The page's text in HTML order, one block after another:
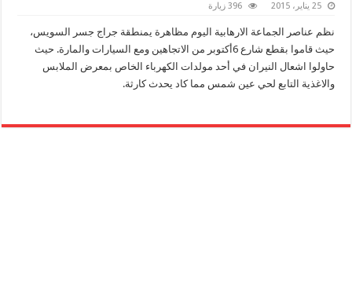
25 يناير، 2015 396 زيارة
نظم عناصر الجماعة الارهابية اليوم مظاهرة يمنطقة جراج جسر السويس،
حيث قاموا بقطع شارع 6أكتوبر من الاتجاهين ومع السيارات والمارة. حيث
حاولوا اشعال النيران في أحد مولدات الكهرباء الخاص بمعرض الملابس
والاغذية التابع لحي عين شمس مما كاد يحدث كارثة.